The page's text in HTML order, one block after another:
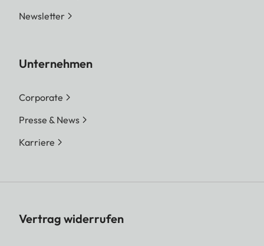
Newsletter
Unternehmen
Corporate
Presse & News
Karriere
Vertrag widerrufen